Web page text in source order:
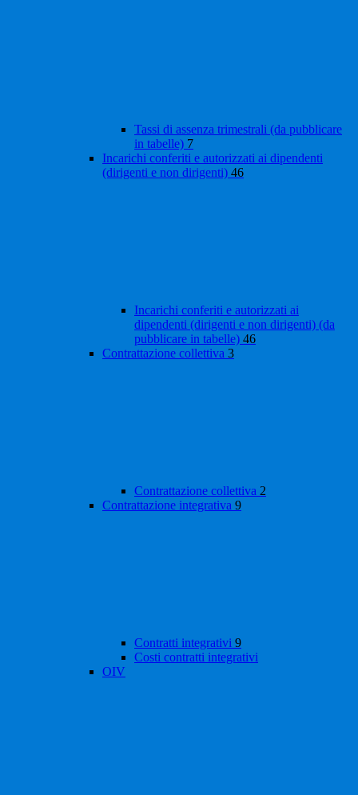
Tassi di assenza trimestrali (da pubblicare
in tabelle) 7
Incarichi conferiti e autorizzati ai dipendenti
(dirigenti e non dirigenti) 46
Incarichi conferiti e autorizzati ai
dipendenti (dirigenti e non dirigenti) (da
pubblicare in tabelle) 46
Contrattazione collettiva 3
Contrattazione collettiva 2
Contrattazione integrativa 9
Contratti integrativi 9
Costi contratti integrativi
OIV